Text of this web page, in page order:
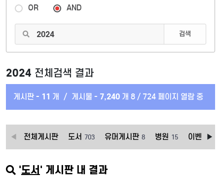
OR AND
검색
2024 전체검색 결과
게시판 - 11 개 / 게시물 - 7,240 개 8 / 724 페이지 열람 중
전체게시판 도서 703 유머게시판 8 병원 15 이벤트상
'도서 ' 게시판 내 결과